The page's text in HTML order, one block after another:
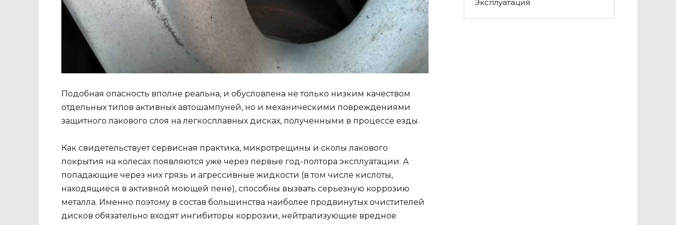
Подобная опасность вполне реальна, и обусловлена не только низким качеством
отдельных типов активных автошампуней, но и механическими повреждениями
защитного лакового слоя на легкосплавных дисках, полученными в процессе езды.
Как свидетельствует сервисная практика, микротрещины и сколы лакового
покрытия на колесах появляются уже через первые год-полтора эксплуатации. А
попадающие через них грязь и агрессивные жидкости (в том числе кислоты,
находящиеся в активной моющей пене), способны вызвать серьезную коррозию
металла. Именно поэтому в состав большинства наиболее продвинутых очистителей
дисков обязательно входят ингибиторы коррозии, нейтрализующие вредное
Эксплуатация